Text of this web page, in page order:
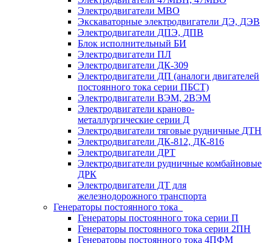
Электродвигатели MBO
Экскаваторные электродвигатели ДЭ, ДЭВ
Электродвигатели ДПЭ, ДПВ
Блок исполнительный БИ
Электродвигатели ПЛ
Электродвигатели ДК-309
Электродвигатели ДП (аналоги двигателей
постоянного тока серии ПБСТ)
Электродвигатели ВЭМ, 2ВЭМ
Электродвигатели краново-
металлургические серии Д
Электродвигатели тяговые рудничные ДТН
Электродвигатели ДК-812, ДК-816
Электродвигатели ДРТ
Электродвигатели рудничные комбайновые
ДРК
Электродвигатели ДТ для
железнодорожного транспорта
Генераторы постоянного тока
Генераторы постоянного тока серии П
Генераторы постоянного тока серии 2ПН
Генераторы постоянного тока 4ПФМ